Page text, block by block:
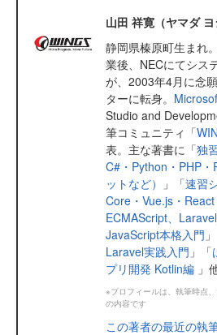
山田 祥寛（ヤマダ ヨ
静岡県榛原町生まれ
業後、NECにてシス
が、2003年4月に念
ターに転身。
Studio and
筆コミュニティ「
表。主な著書に「独
C#・Python・PHP
ットなど）
」「速習
Core・Vue.js・React
ECMAScript、Laravel
JavaScript本格入門
Laravel実践入門 」「
プリ開発 Kotlin編 」
※プロフィールは、執筆時点
の内容です
この著者の最近の執